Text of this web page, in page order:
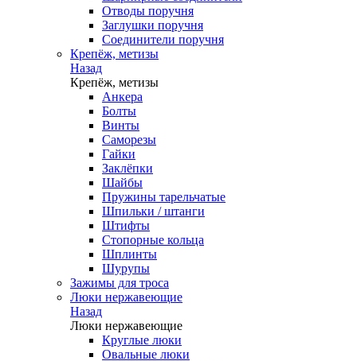
Отводы поручня
Заглушки поручня
Соединители поручня
Крепёж, метизы
Назад
Крепёж, метизы
Анкера
Болты
Винты
Саморезы
Гайки
Заклёпки
Шайбы
Пружины тарельчатые
Шпильки / штанги
Штифты
Стопорные кольца
Шплинты
Шурупы
Зажимы для троса
Люки нержавеющие
Назад
Люки нержавеющие
Круглые люки
Овальные люки